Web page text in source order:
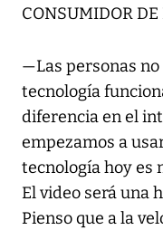
CONSUMIDOR DE
—Las personas
tecnología
diferencia en el
empezamos a
tecnología hoy es
El video será una
Pienso que a la